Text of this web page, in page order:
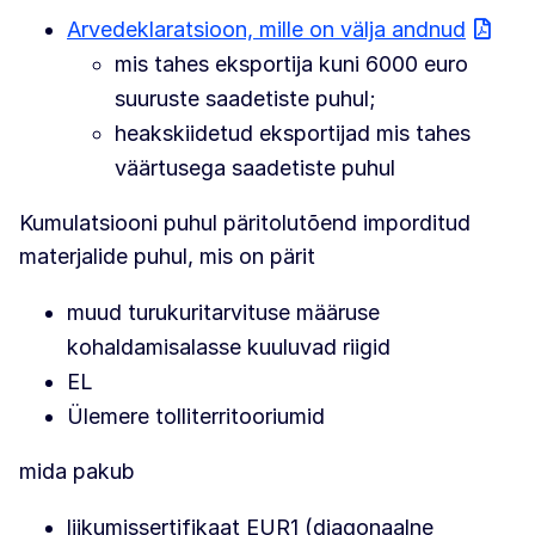
Arvedeklaratsioon, mille on välja andnud
mis tahes eksportija kuni 6000 euro
suuruste saadetiste puhul;
heakskiidetud eksportijad mis tahes
väärtusega saadetiste puhul
Kumulatsiooni puhul päritolutõend imporditud
materjalide puhul, mis on pärit
muud turukuritarvituse määruse
kohaldamisalasse kuuluvad riigid
EL
Ülemere tolliterritooriumid
mida pakub
liikumissertifikaat EUR1 (diagonaalne